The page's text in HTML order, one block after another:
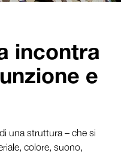
incontra
e
una struttura – che si
colore, suono,